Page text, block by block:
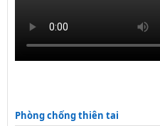
Phòng chống thiên tai